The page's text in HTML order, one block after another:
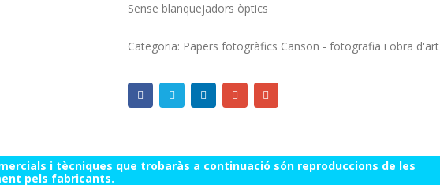
Sense blanquejadors òptics
Categoria: Papers fotogràfics Canson - fotografia i obra d'art
i tècniques que trobaràs a continuació són reproduccions de les
pels fabricants.